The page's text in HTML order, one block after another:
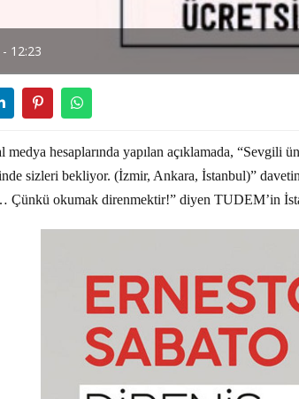
12:23
hesaplarında yapılan açıklamada, “Sevgili
sizleri bekliyor. (İzmir, Ankara, İstanbul)”
Çünkü okumak direnmektir!” diyen TUDEM’in